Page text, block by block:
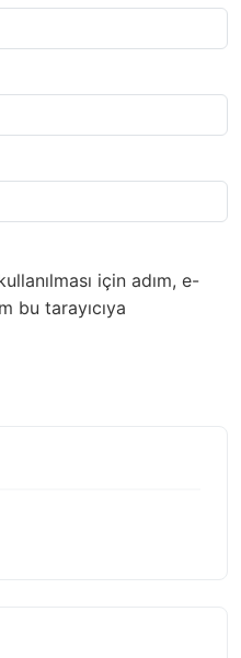
için adım, e-
bu tarayıcıya